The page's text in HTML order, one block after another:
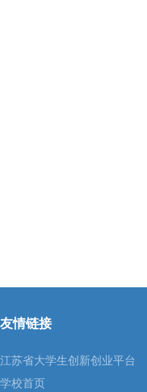
友情链接
江苏省大学生创新创业平台
学校首页